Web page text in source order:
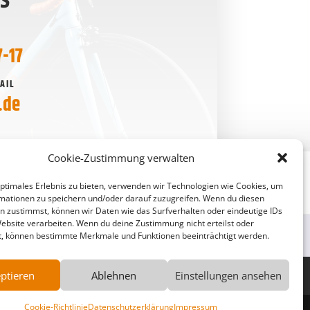
Cookie-Zustimmung verwalten
Erlebnis zu bieten, verwenden wir Technologien wie Cookies, um
zu speichern und/oder darauf zuzugreifen. Wenn du diesen
zustimmst, können wir Daten wie das Surfverhalten oder eindeutige IDs
verarbeiten. Wenn du deine Zustimmung nicht erteilst oder
können bestimmte Merkmale und Funktionen beeinträchtigt werden.
Ablehnen Einstellungen ansehen
Cookie-RichtlinieDatenschutzerklärungImpressum
17